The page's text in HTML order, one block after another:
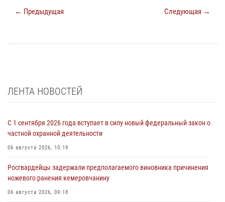
← Предыдущая Следующая →
ЛЕНТА НОВОСТЕЙ
С 1 сентября 2026 года вступает в силу новый федеральный закон о
частной охранной деятельности
06 августа 2026, 10:19
Росгвардейцы задержали предполагаемого виновника причинения
ножевого ранения кемеровчанину
06 августа 2026, 09:18